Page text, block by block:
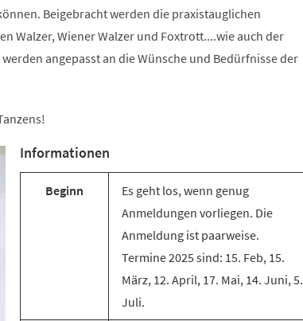
Beigebracht werden die praxistauglichen
Walzer, Wiener Walzer und Foxtrott....wie auch der
angepasst an die Wünsche und Bedürfnisse der
Informationen
Beginn
Es geht los, wenn genug
Anmeldungen vorliegen. Die
Anmeldung ist paarweise.
Termine 2025 sind: 15. Feb, 15.
März, 12. April, 17. Mai, 14. Juni, 5.
Juli.